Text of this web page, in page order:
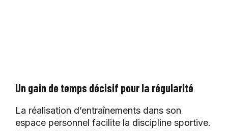
Un gain de temps décisif pour la régularité
La réalisation d’entraînements dans son
espace personnel facilite la discipline sportive.